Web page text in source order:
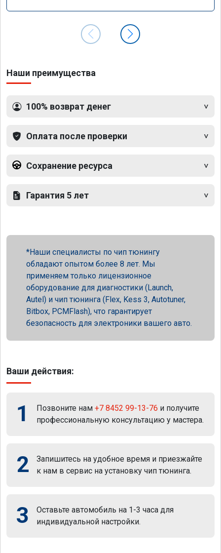
Наши преимущества
100% возврат денег
Оплата после проверки
Сохранение ресурса
Гарантия 5 лет
Наши специалисты по чип тюнингу
обладают опытом более 8 лет. Мы
применяем только лицензионное
оборудование для диагностики (Launch,
Autel) и чип тюнинга (Flex, Kess 3, Autotuner,
Bitbox, PCMFlash), что гарантирует
безопасность для электроники вашего авто.
Ваши действия:
1 Позвоните нам +7 8452 99-13-76 и получите
профессиональную консультацию у мастера.
2
Запишитесь на удобное время и приезжайте
к нам в сервис на установку чип тюнинга.
3
Оставьте автомобиль на 1-3 часа для
индивидуальной настройки.